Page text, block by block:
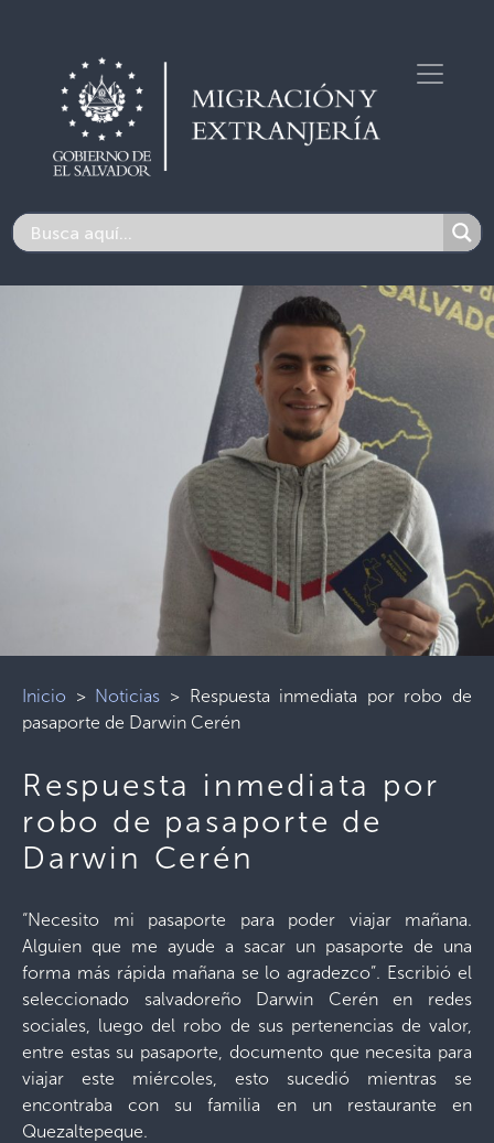
Inicio > Noticias > Respuesta inmediata por robo de
pasaporte de Darwin Cerén
Respuesta inmediata por
robo de pasaporte de
Darwin Cerén
“Necesito mi pasaporte para poder viajar mañana.
Alguien que me ayude a sacar un pasaporte de una
forma más rápida mañana se lo agradezco”. Escribió el
seleccionado salvadoreño Darwin Cerén en redes
sociales, luego del robo de sus pertenencias de valor,
entre estas su pasaporte, documento que necesita para
viajar este miércoles, esto sucedió mientras se
encontraba con su familia en un restaurante en
Quezaltepeque.